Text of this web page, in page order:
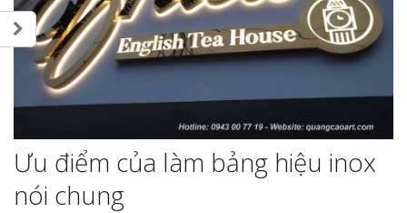
Ưu điểm của làm bảng hiệu inox
nói chung